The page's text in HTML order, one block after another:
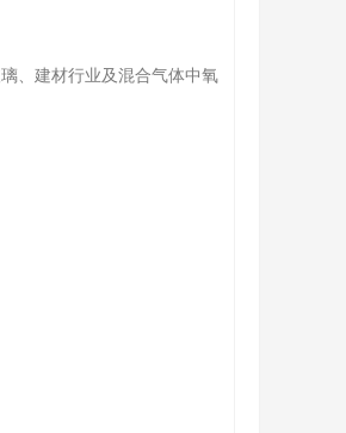
、建材行业及混合气体中氧